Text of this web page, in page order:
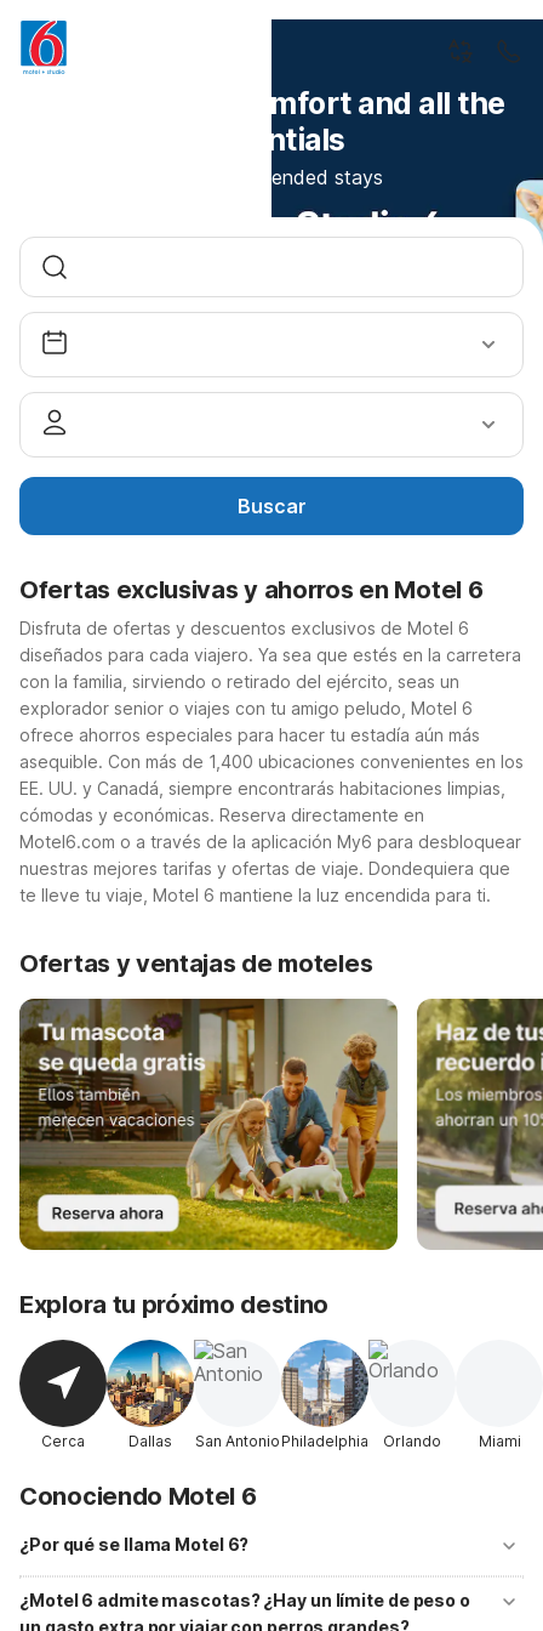
Book now for comfort and all the
essentials
Studio 6 Extended stays
Buscar
Ofertas exclusivas y ahorros en Motel 6
Disfruta de ofertas y descuentos exclusivos de Motel 6
diseñados para cada viajero. Ya sea que estés en la carretera
con la familia, sirviendo o retirado del ejército, seas un
explorador senior o viajes con tu amigo peludo, Motel 6
ofrece ahorros especiales para hacer tu estadía aún más
asequible. Con más de 1,400 ubicaciones convenientes en los
EE. UU. y Canadá, siempre encontrarás habitaciones limpias,
cómodas y económicas. Reserva directamente en
Motel6.com o a través de la aplicación My6 para desbloquear
nuestras mejores tarifas y ofertas de viaje. Dondequiera que
te lleve tu viaje, Motel 6 mantiene la luz encendida para ti.
Ofertas y ventajas de moteles
Explora tu próximo destino
Cerca Dallas San Antonio Philadelphia Orlando Miami
Conociendo Motel 6
¿Por qué se llama Motel 6?
Dos contratistas de California, William Becker y Paul Greene, vieron la
necesidad de un motel económico en la costa de California. Abrieron
un motel de 52 habitaciones en Santa Bárbara, ofreciendo una buena
¿Motel 6 admite mascotas? ¿Hay un límite de peso o